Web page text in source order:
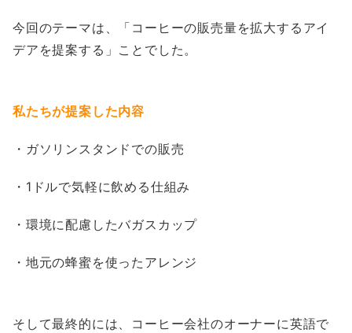
今回のテーマは、「コーヒーの販売量を拡大するアイ
デアを提案する」ことでした。
私たちが提案した内容
・ガソリンスタンドでの販売
・1ドルで気軽に飲める仕組み
・環境に配慮したバガスカップ
・地元の蜂蜜を使ったアレンジ
そして最終的には、コーヒー会社のオーナーに英語で